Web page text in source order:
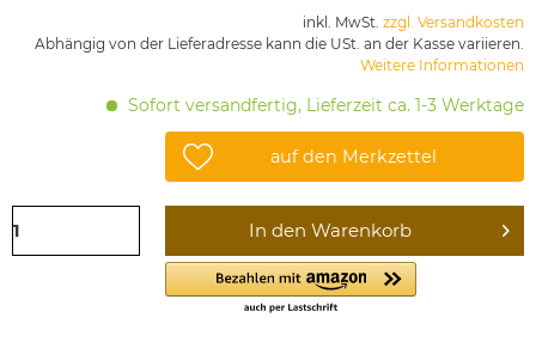
inkl. MwSt. zzgl. Versandkosten
Abhängig von der Lieferadresse kann die USt. an der Kasse variieren.
Weitere Informationen
Sofort versandfertig, Lieferzeit ca. 1-3 Werktage
auf den Merkzettel
In den Warenkorb